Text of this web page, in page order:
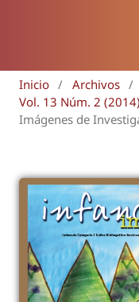
Inicio / Archivos /
Vol. 13 Núm. 2
Imágenes de